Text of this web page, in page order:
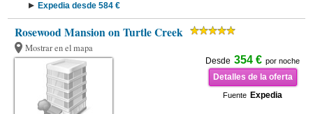
Expedia desde 584 €
Rosewood Mansion on Turtle Creek
Mostrar en el mapa
Desde 354 € por noche
Detalles de la oferta
Fuente Expedia